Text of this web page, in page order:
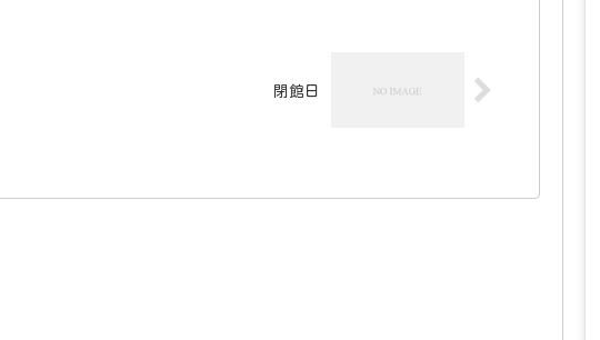
閉館日